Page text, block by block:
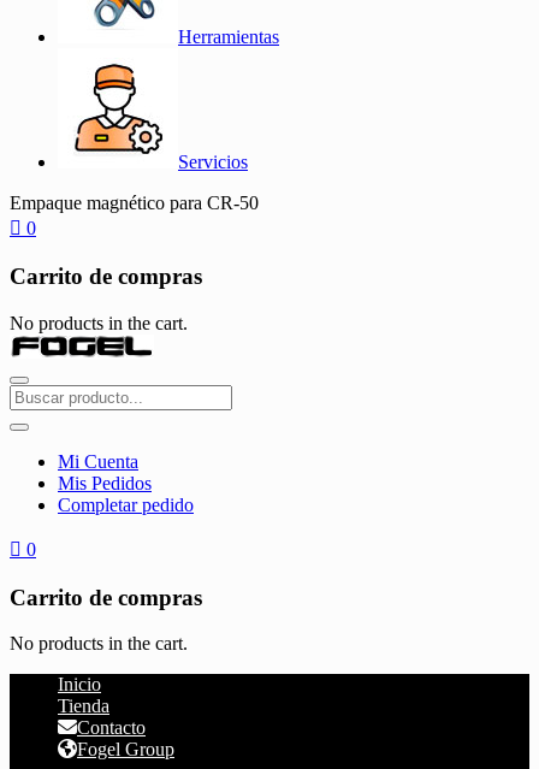
Herramientas
Servicios
Empaque magnético para CR-50
0
Carrito de compras
No products in the cart.
Mi Cuenta
Mis Pedidos
Completar pedido
0
Carrito de compras
No products in the cart.
Inicio
Tienda
Contacto
Fogel Group